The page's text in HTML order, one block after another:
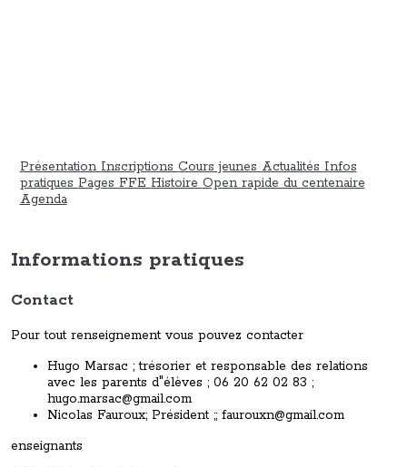
Présentation Inscriptions Cours jeunes Actualités Infos
pratiques Pages FFE Histoire Open rapide du centenaire
Agenda
Informations pratiques
Contact
Pour tout renseignement vous pouvez contacter
Hugo Marsac ; trésorier et responsable des relations
avec les parents d"élèves ; 06 20 62 02 83 ;
hugo.marsac@gmail.com
Nicolas Fauroux; Président ;; faurouxn@gmail.com
enseignants